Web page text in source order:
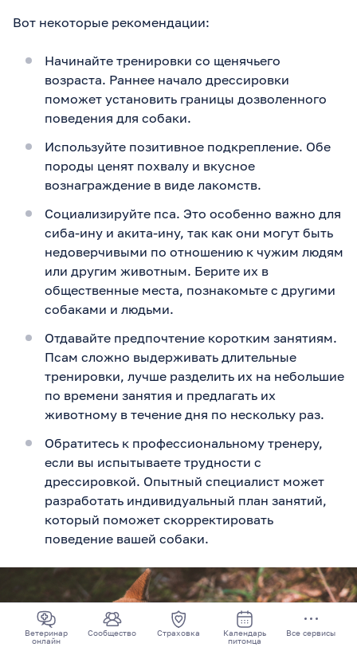
Ветеринар
онлайн
Сообщество Страховка
Календарь
питомца
Все сервисы
Вот некоторые рекомендации:
Начинайте тренировки со щенячьего
возраста. Раннее начало дрессировки
поможет установить границы дозволенного
поведения для собаки.
Используйте позитивное подкрепление. Обе
породы ценят похвалу и вкусное
вознаграждение в виде лакомств.
Социализируйте пса. Это особенно важно для
сиба-ину и акита-ину, так как они могут быть
недоверчивыми по отношению к чужим людям
или другим животным. Берите их в
общественные места, познакомьте с другими
собаками и людьми.
Отдавайте предпочтение коротким занятиям.
Псам сложно выдерживать длительные
тренировки, лучше разделить их на небольшие
по времени занятия и предлагать их
животному в течение дня по нескольку раз.
Обратитесь к профессиональному тренеру,
если вы испытываете трудности с
дрессировкой. Опытный специалист может
разработать индивидуальный план занятий,
который поможет скорректировать
поведение вашей собаки.